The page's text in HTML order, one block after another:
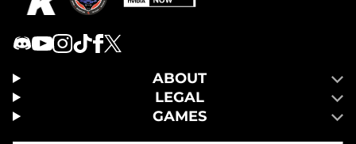
ABOUT
LEGAL
GAMES